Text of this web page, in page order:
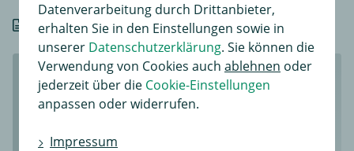
Details
Datenverarbeitung durch Drittanbieter,
erhalten Sie in den Einstellungen sowie in
unserer Datenschutzerklärung. Sie können die
Verwendung von Cookies auch ablehnen oder
jederzeit über die Cookie-Einstellungen
anpassen oder widerrufen.
Impressum